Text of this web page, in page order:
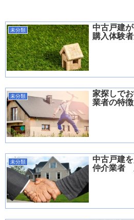
未分類
中古戸建
購入体験
未分類
家探しで
業者の特徴
未分類
中古戸建
仲介業者